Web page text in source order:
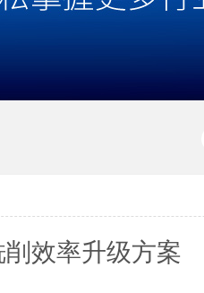
削效率升级方案